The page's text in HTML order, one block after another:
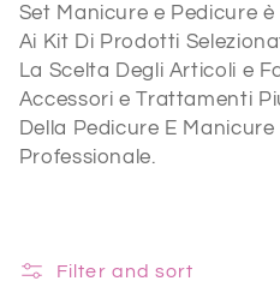
l
l
e
c
i
Set Manicure e Pedicure
Ai Kit Di Prodotti
La Scelta Degli Articoli e
Accessori e Trattamenti
Della Pedicure E Manicure
Professionale.
Filter and sort